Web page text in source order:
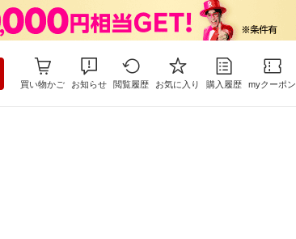
買い物かご お知らせ 閲覧履歴 お気に入り 購入履歴 myクーポン